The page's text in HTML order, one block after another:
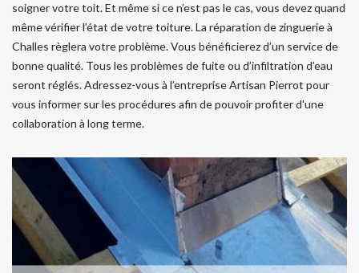
soigner votre toit. Et même si ce n’est pas le cas, vous devez quand
même vérifier l’état de votre toiture. La réparation de zinguerie à
Challes règlera votre problème. Vous bénéficierez d’un service de
bonne qualité. Tous les problèmes de fuite ou d’infiltration d’eau
seront réglés. Adressez-vous à l’entreprise Artisan Pierrot pour
vous informer sur les procédures afin de pouvoir profiter d'une
collaboration à long terme.